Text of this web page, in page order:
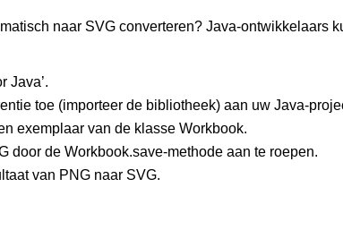
naar SVG converteren? Java-ontwikkelaars
Java’.
toe (importeer de bibliotheek) aan uw Java-
exemplaar van de klasse Workbook.
door de Workbook.save-methode aan te roepen.
van PNG naar SVG.